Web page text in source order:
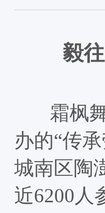
毅
霜枫舞
办的“传
城南区陶
近6200人